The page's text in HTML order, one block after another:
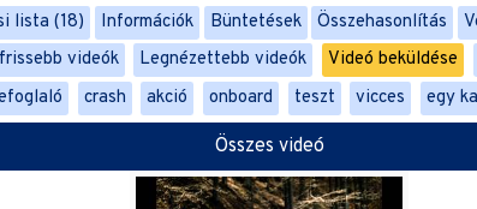
lista (18) Információk Büntetések Összehasonlítás
videók
Legnézettebb videók Videó beküldése
crash akció onboard teszt vicces egy
Összes videó